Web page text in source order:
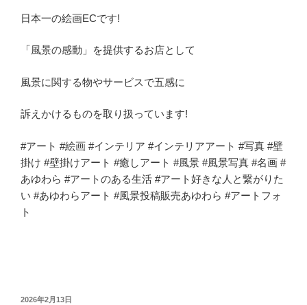
日本一の絵画ECです!
「風景の感動」を提供するお店として
風景に関する物やサービスで五感に
訴えかけるものを取り扱っています!
#アート #絵画 #インテリア #インテリアアート #写真 #壁
掛け #壁掛けアート #癒しアート #風景 #風景写真 #名画 #
あゆわら #アートのある生活 #アート好きな人と繋がりた
い #あゆわらアート #風景投稿販売あゆわら #アートフォ
ト
投
2026年2月13日